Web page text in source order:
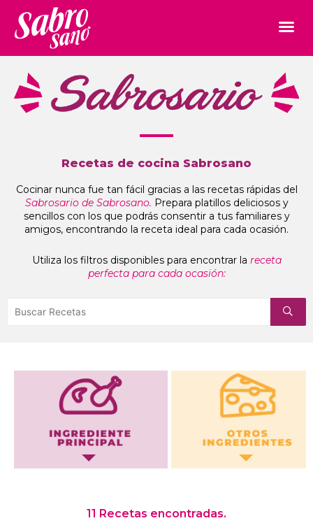
Recetas de cocina Sabrosano
Cocinar nunca fue tan fácil gracias a las recetas rápidas del
Sabrosario de Sabrosano. Prepara platillos deliciosos y
sencillos con los que podrás consentir a tus familiares y
amigos, encontrando la receta ideal para cada ocasión.
Utiliza los filtros disponibles para encontrar la receta
perfecta para cada ocasión:
Otros Ingredientes
11 Recetas encontradas.